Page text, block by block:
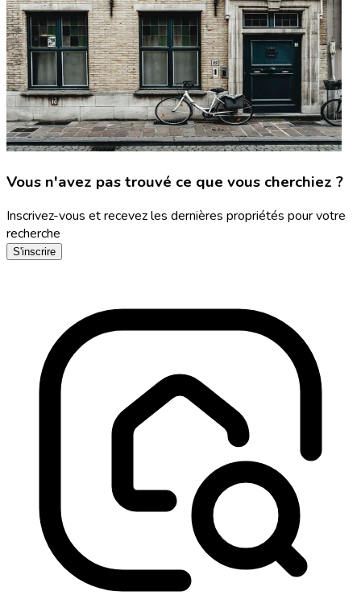
Vous n'avez pas trouvé ce que vous cherchiez ?
Inscrivez-vous et recevez les dernières propriétés pour votre
recherche
S'inscrire